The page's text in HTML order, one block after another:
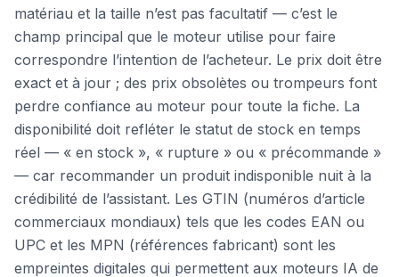
matériau et la taille n’est pas facultatif — c’est le
champ principal que le moteur utilise pour faire
correspondre l’intention de l’acheteur. Le prix doit être
exact et à jour ; des prix obsolètes ou trompeurs font
perdre confiance au moteur pour toute la fiche. La
disponibilité doit refléter le statut de stock en temps
réel — « en stock », « rupture » ou « précommande »
— car recommander un produit indisponible nuit à la
crédibilité de l’assistant. Les GTIN (numéros d’article
commerciaux mondiaux) tels que les codes EAN ou
UPC et les MPN (références fabricant) sont les
empreintes digitales qui permettent aux moteurs IA de